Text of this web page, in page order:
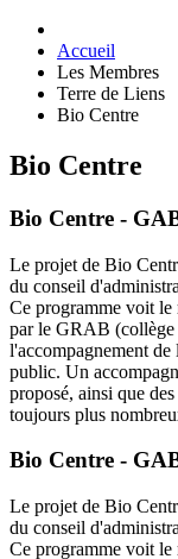
Accueil
Les Membres
Terre de Liens
Bio Centre
Bio Centre
Bio Centre -
Le projet de Bio
du conseil
Ce programme voit le
par le GRAB (collège
l'accompagnement
public. Un
proposé, ainsi que
toujours plus
Bio Centre -
Le projet de Bio
du conseil
Ce programme voit le